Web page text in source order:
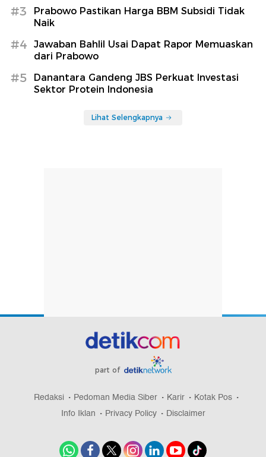
#3
Prabowo Pastikan Harga BBM Subsidi Tidak
Naik
#4
Jawaban Bahlil Usai Dapat Rapor Memuaskan
dari Prabowo
#5
Danantara Gandeng JBS Perkuat Investasi
Sektor Protein Indonesia
Lihat Selengkapnya
part of
Redaksi Pedoman Media Siber Karir
Kotak Pos
Info Iklan
Privacy Policy Disclaimer